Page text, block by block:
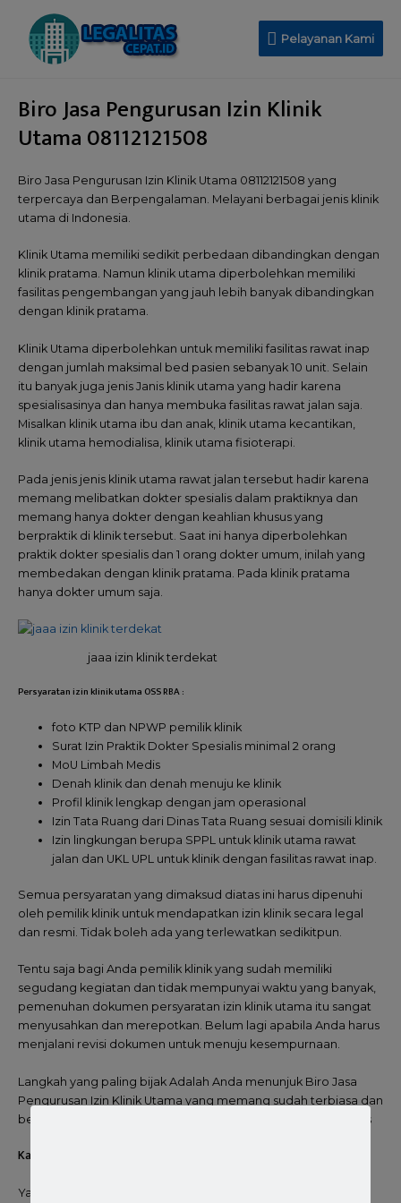
Pelayanan Kami
Biro Jasa Pengurusan Izin Klinik
Utama 08112121508
Biro Jasa Pengurusan Izin Klinik Utama 08112121508 yang
terpercaya dan Berpengalaman. Melayani berbagai jenis klinik
utama di Indonesia.
Klinik Utama memiliki sedikit perbedaan dibandingkan dengan
klinik pratama. Namun klinik utama diperbolehkan memiliki
fasilitas pengembangan yang jauh lebih banyak dibandingkan
dengan klinik pratama.
Klinik Utama diperbolehkan untuk memiliki fasilitas rawat inap
dengan jumlah maksimal bed pasien sebanyak 10 unit. Selain
itu banyak juga jenis Janis klinik utama yang hadir karena
spesialisasinya dan hanya membuka fasilitas rawat jalan saja.
Misalkan klinik utama ibu dan anak, klinik utama kecantikan,
klinik utama hemodialisa, klinik utama fisioterapi.
Pada jenis jenis klinik utama rawat jalan tersebut hadir karena
memang melibatkan dokter spesialis dalam praktiknya dan
memang hanya dokter dengan keahlian khusus yang
berpraktik di klinik tersebut. Saat ini hanya diperbolehkan
praktik dokter spesialis dan 1 orang dokter umum, inilah yang
membedakan dengan klinik pratama. Pada klinik pratama
hanya dokter umum saja.
jaaa izin klinik terdekat
Persyaratan izin klinik utama OSS RBA :
foto KTP dan NPWP pemilik klinik
Surat Izin Praktik Dokter Spesialis minimal 2 orang
MoU Limbah Medis
Denah klinik dan denah menuju ke klinik
Profil klinik lengkap dengan jam operasional
Izin Tata Ruang dari Dinas Tata Ruang sesuai domisili klinik
Izin lingkungan berupa SPPL untuk klinik utama rawat
jalan dan UKL UPL untuk klinik dengan fasilitas rawat inap.
Semua persyaratan yang dimaksud diatas ini harus dipenuhi
oleh pemilik klinik untuk mendapatkan izin klinik secara legal
dan resmi. Tidak boleh ada yang terlewatkan sedikitpun.
Tentu saja bagi Anda pemilik klinik yang sudah memiliki
segudang kegiatan dan tidak mempunyai waktu yang banyak,
pemenuhan dokumen persyaratan izin klinik utama itu sangat
menyusahkan dan merepotkan. Belum lagi apabila Anda harus
menjalani revisi dokumen untuk menuju kesempurnaan.
Langkah yang paling bijak Adalah Anda menunjuk Biro Jasa
Pengurusan Izin Klinik Utama yang memang sudah terbiasa dan
berpengalaman di dalam pengurusan izin klinik hingga tuntas
Kami Solusi Biro Jasa Izin Klinik serta izin operasional Klinik
Ya kami adalah solusi Biro Jasa Izin Klinik Utama dan Pratama